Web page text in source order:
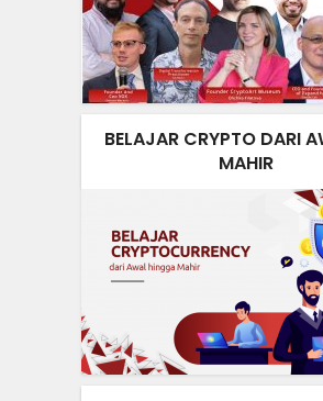
BELAJAR CRYPTO DARI
MAHIR